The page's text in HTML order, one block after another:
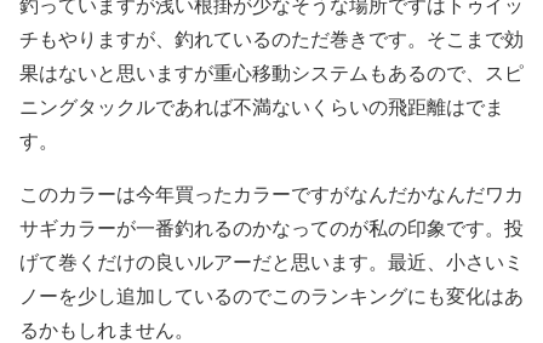
チもやりますが、釣れているのただ巻きです。そこまで効
果はないと思いますが重心移動システムもあるので、スピ
ニングタックルであれば不満ないくらいの飛距離はでま
す。
このカラーは今年買ったカラーですがなんだかなんだワカ
サギカラーが一番釣れるのかなってのが私の印象です。投
げて巻くだけの良いルアーだと思います。最近、小さいミ
ノーを少し追加しているのでこのランキングにも変化はあ
るかもしれません。